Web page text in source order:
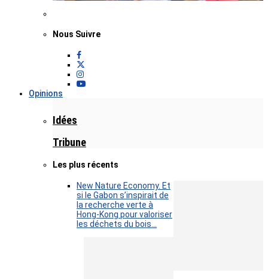
Nous Suivre
Opinions
Idées
Tribune
Les plus récents
New Nature Economy. Et
si le Gabon s’inspirait de
la recherche verte à
Hong-Kong pour valoriser
les déchets du bois…